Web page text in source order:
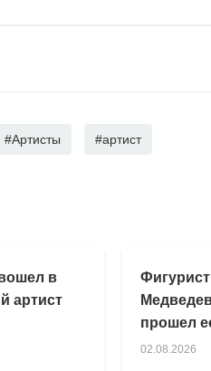
#Артисты #артист
в
артист
прошел
02.08.2026